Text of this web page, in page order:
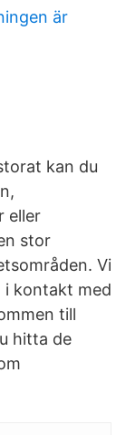
är
kan du
eller
stor
Vi
i kontakt med
till
hitta de